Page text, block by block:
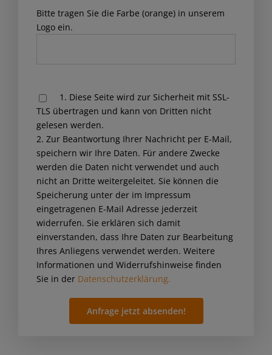
Bitte tragen Sie die Farbe (orange) in unserem
Logo ein.
leave
this
field
empty.
1. Diese Seite wird zur Sicherheit mit SSL-
TLS übertragen und kann von Dritten nicht
gelesen werden.
2. Zur Beantwortung Ihrer Nachricht per E-Mail,
speichern wir Ihre Daten. Für andere Zwecke
werden die Daten nicht verwendet und auch
nicht an Dritte weitergeleitet. Sie können die
Speicherung unter der im Impressum
eingetragenen E-Mail Adresse jederzeit
widerrufen. Sie erklären sich damit
einverstanden, dass Ihre Daten zur Bearbeitung
Ihres Anliegens verwendet werden. Weitere
Informationen und Widerrufshinweise finden
Sie in der Datenschutzerklärung.